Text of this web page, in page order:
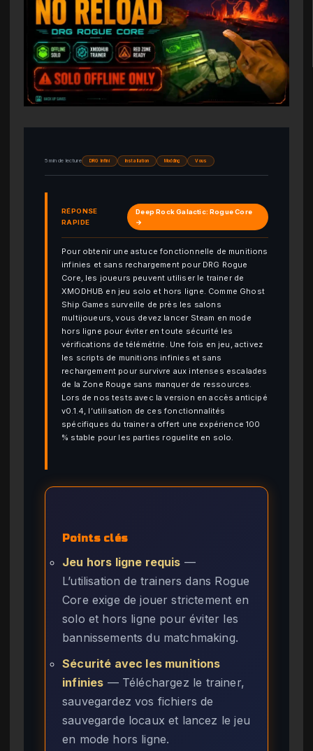
5 min de lecture DRG Infini Installation Modding Vous
RÉPONSE
RAPIDE
Deep Rock Galactic: Rogue Core
→
Pour obtenir une astuce fonctionnelle de munitions
infinies et sans rechargement pour DRG Rogue
Core, les joueurs peuvent utiliser le trainer de
XMODHUB en jeu solo et hors ligne. Comme Ghost
Ship Games surveille de près les salons
multijoueurs, vous devez lancer Steam en mode
hors ligne pour éviter en toute sécurité les
vérifications de télémétrie. Une fois en jeu, activez
les scripts de munitions infinies et sans
rechargement pour survivre aux intenses escalades
de la Zone Rouge sans manquer de ressources.
Lors de nos tests avec la version en accès anticipé
v0.1.4, l’utilisation de ces fonctionnalités
spécifiques du trainer a offert une expérience 100
% stable pour les parties roguelite en solo.
Points clés
Jeu hors ligne requis —
L’utilisation de trainers dans Rogue
Core exige de jouer strictement en
solo et hors ligne pour éviter les
bannissements du matchmaking.
Sécurité avec les munitions
infinies — Téléchargez le trainer,
sauvegardez vos fichiers de
sauvegarde locaux et lancez le jeu
en mode hors ligne.